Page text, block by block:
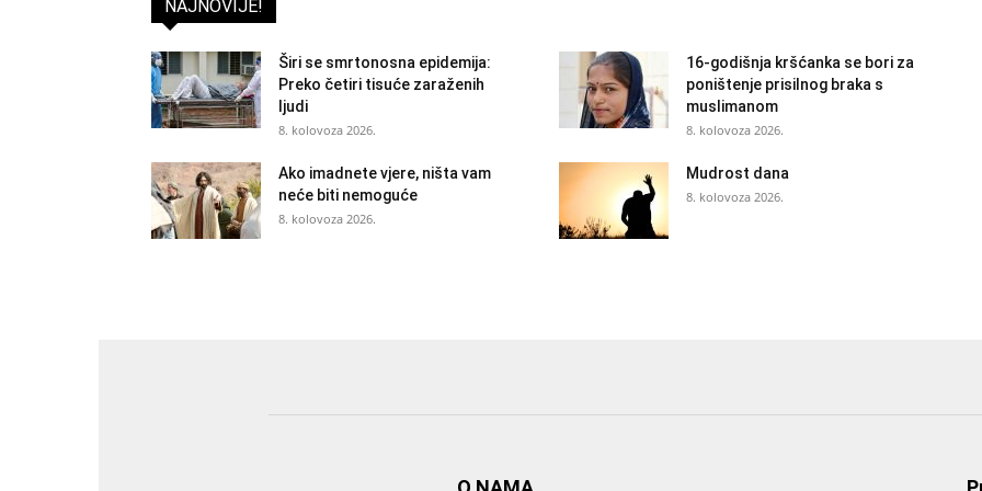
NAJNOVIJE!
Širi se smrtonosna epidemija:
Preko četiri tisuće zaraženih
ljudi
8. kolovoza 2026.
16-godišnja kršćanka se bori za
poništenje prisilnog braka s
muslimanom
8. kolovoza 2026.
Ako imadnete vjere, ništa vam
neće biti nemoguće
8. kolovoza 2026.
Mudrost dana
8. kolovoza 2026.